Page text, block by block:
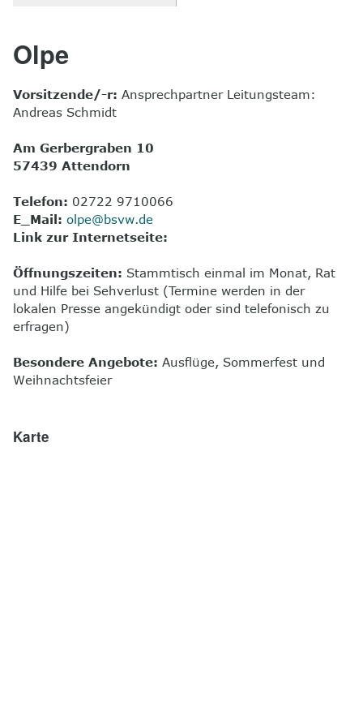
Unterstützen
8
Kontakt
Olpe
Vorsitzende/-r:Ansprechpartner Leitungsteam:
Andreas Schmidt
Am Gerbergraben 10
57439 Attendorn
Telefon: 02722 9710066
E_Mail:olpe@bsvw.de
Link zur Internetseite:
Öffnungszeiten: Stammtisch einmal im Monat, Rat
und Hilfe bei Sehverlust (Termine werden in der
lokalen Presse angekündigt oder sind telefonisch zu
erfragen)
Besondere Angebote: Ausflüge, Sommerfest und
Weihnachtsfeier
Karte